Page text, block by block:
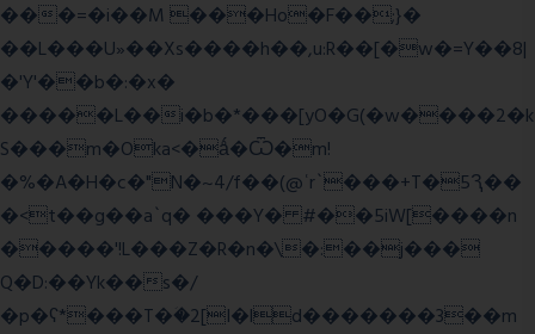
���=�i��M ���Ho�F��;}�
��L���U»��Xs����h��,u:R��[�w�=Y��8|
�'Y'��b�:�x�
�����L��i�b�*���[yO�G(�w����2�k
S���m�Oka<�ǻ�Ѿ�m!
�%�A�H�c�"N�~4/f��(@ʿr`���+T�5Ԇ��
�<t��g��a`q� ���Y� #��5iW[����n
�����'!L���Z�R�n�\�:��j���
Q�D:��Yk��s�/
�p�ʕ*���T�ؘ�2[I�ld�������3��m